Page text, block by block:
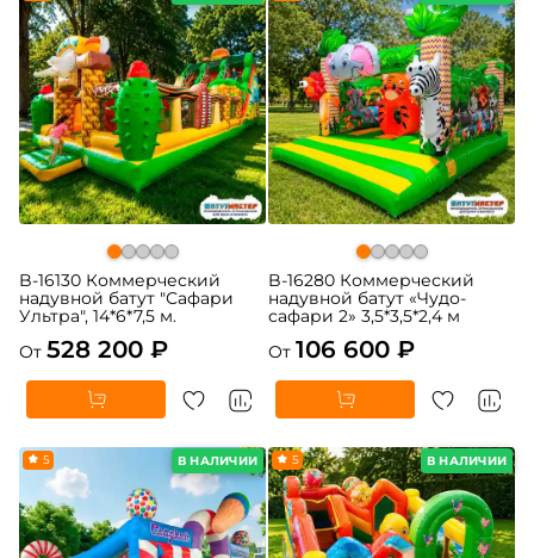
B-16130 Коммерческий
надувной батут "Сафари
Ультра", 14*6*7,5 м.
От 528 200 ₽
B-16280 Коммерческий
надувной батут «Чудо-
сафари 2» 3,5*3,5*2,4 м
От 106 600 ₽
В НАЛИЧИИ
5 В НАЛИЧИИ
5